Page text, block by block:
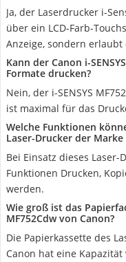
Ja, der Laserdrucker i-
über ein LCD-Farb-
Anzeige, sondern
Kann der Canon i-
Formate drucken?
Nein, der i-SENSYS
ist maximal für das
Welche Funktionen
Laser-Drucker der
Bei Einsatz dieses
Funktionen Drucken,
werden.
Wie groß ist das
MF752Cdw von Canon?
Die Papierkassette des
Canon hat eine